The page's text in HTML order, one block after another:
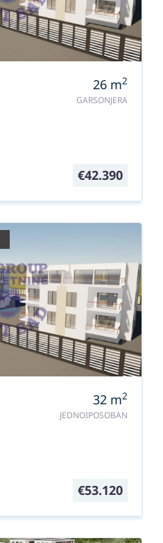
26 m2
GARSONJERA
€42.390
32 m2
JEDNOIPOSOBAN
€53.120